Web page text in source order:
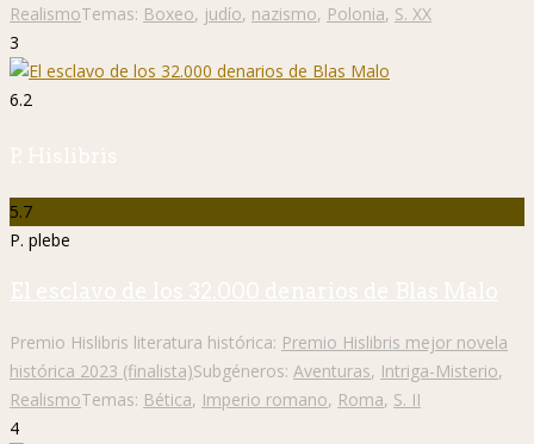
RealismoTemas: Boxeo, judío, nazismo, Polonia, S. XX
3
6.2
P. Hislibris
5.7
P. plebe
El esclavo de los 32.000 denarios de Blas Malo
Premio Hislibris literatura histórica: Premio Hislibris mejor novela
histórica 2023 (finalista)Subgéneros: Aventuras, Intriga-Misterio,
RealismoTemas: Bética, Imperio romano, Roma, S. II
4